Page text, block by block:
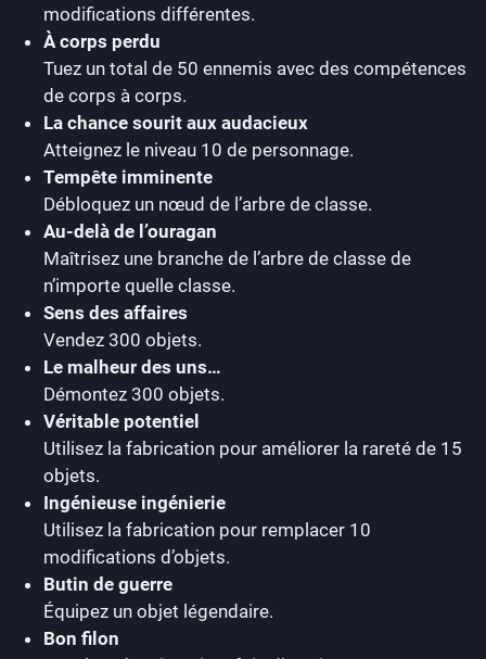
modifications différentes.
À corps perdu
Tuez un total de 50 ennemis avec des compétences
de corps à corps.
La chance sourit aux audacieux
Atteignez le niveau 10 de personnage.
Tempête imminente
Débloquez un nœud de l’arbre de classe.
Au-delà de l’ouragan
Maîtrisez une branche de l’arbre de classe de
n’importe quelle classe.
Sens des affaires
Vendez 300 objets.
Le malheur des uns…
Démontez 300 objets.
Véritable potentiel
Utilisez la fabrication pour améliorer la rareté de 15
objets.
Ingénieuse ingénierie
Utilisez la fabrication pour remplacer 10
modifications d’objets.
Butin de guerre
Équipez un objet légendaire.
Bon filon